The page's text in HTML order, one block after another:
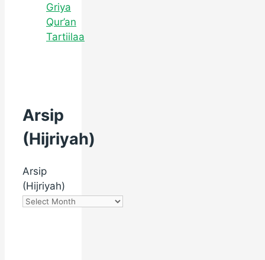
Griya
Qur’an
Tartiilaa
Arsip
(Hijriyah)
Arsip
(Hijriyah)